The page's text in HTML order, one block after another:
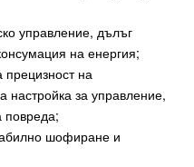
управление, дълъг
на енергия;
на
настройка за управление,
повреда;
шофиране и